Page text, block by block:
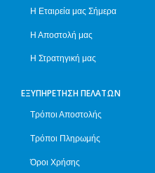
Η Εταιρεία μας Σήμερα
Η Αποστολή μας
Η Στρατηγική μας
ΕΞΥΠΗΡΈΤΗΣΗ ΠΕΛΑΤΏΝ
Τρόποι Αποστολής
Τρόποι Πληρωμής
Όροι Χρήσης